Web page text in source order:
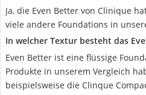
Ja, die Even Better von Clinique
viele andere Foundations in
In welcher Textur besteht das
Even Better ist eine flüssige
Produkte in unserem Vergleich
beispielsweise die Clinque